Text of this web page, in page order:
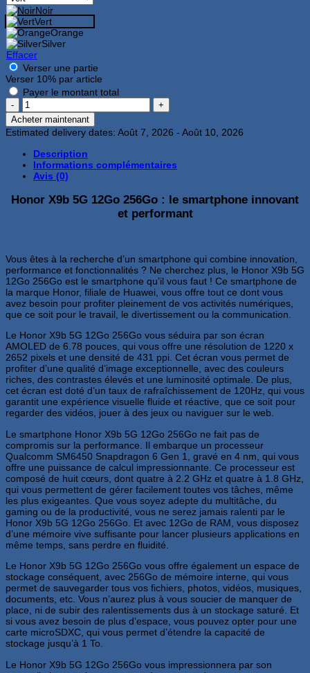
Noir
Vert
Orange
Silver
Effacer
Verser une partie
Verser 10% par article
Payer le montant total
quantité
de
Honor
X9b
12Go
256Go
Vert
Acheter maintenant
Estimated delivery dates: Août 7, 2026 - Août 10, 2026
Description
Informations complémentaires
Avis (0)
Honor X9b 5G 12Go 256Go : le smartphone innovant
et performant
Vous êtes à la recherche d’un smartphone qui combine innovation,
performance et fonctionnalités ? Ne cherchez plus, le Honor X9b 5G
12Go 256Go est le smartphone qu’il vous faut ! Ce smartphone de
la marque Honor, filiale de Huawei, vous offre tout ce dont vous
avez besoin pour profiter pleinement de vos activités numériques,
que ce soit pour le travail, le divertissement ou la communication.
Le Honor X9b 5G 12Go 256Go vous séduira par son écran
AMOLED de 6.78 pouces, qui vous offre une résolution de 1220 x
2652 pixels et une densité de 431 ppi. Cet écran vous permet de
profiter d’une qualité d’image exceptionnelle, avec des couleurs
riches, des contrastes élevés et une luminosité optimale. De plus,
cet écran est doté d’un taux de rafraîchissement de 120Hz, qui vous
garantit une expérience visuelle fluide et réactive, que ce soit pour
regarder des vidéos, jouer à des jeux ou naviguer sur le web.
Le smartphone Honor X9b 5G 12Go 256Go ne fait pas de
compromis sur la performance. Il embarque un processeur
Qualcomm SM6450 Snapdragon 6 Gen 1, gravé en 4 nm, qui vous
offre une puissance de calcul impressionnante. Ce processeur est
composé de huit cœurs, dont quatre à 2.2 GHz et quatre à 1.8 GHz,
qui vous permettent de gérer facilement toutes vos tâches, même
les plus exigeantes. Que vous soyez adepte du multitâche, du
gaming ou de la productivité, vous ne serez jamais ralenti par le
Honor X9b 5G 12Go 256Go. Et avec 12Go de RAM, vous disposez
d’une mémoire vive suffisante pour lancer plusieurs applications en
même temps, sans perdre en fluidité.
Le Honor X9b 5G 12Go 256Go vous offre également un espace de
stockage conséquent, avec 256Go de mémoire interne, qui vous
permet de sauvegarder tous vos fichiers, photos, vidéos, musiques,
documents, etc. Vous n’aurez plus à vous soucier de manquer de
place, ni de subir des ralentissements dus à un stockage saturé. Et
si vous avez besoin de plus d’espace, vous pouvez opter pour une
carte microSDXC, qui vous permet d’étendre la capacité de
stockage jusqu’à 1 To.
Le Honor X9b 5G 12Go 256Go vous impressionnera par son